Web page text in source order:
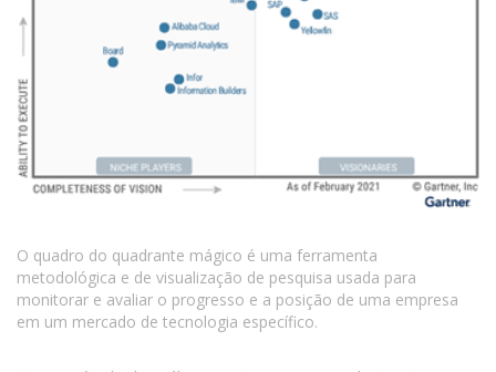
O quadro do quadrante mágico é uma ferramenta
metodológica e de visualização de pesquisa usada para
monitorar e avaliar o progresso e a posição de uma empresa
em um mercado de tecnologia específico.